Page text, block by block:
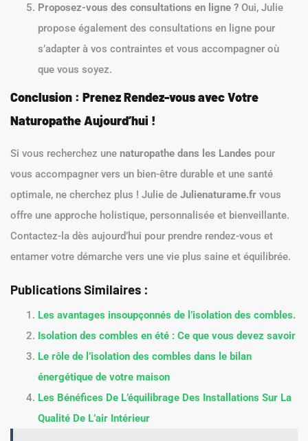
Proposez-vous des consultations en ligne ? Oui, Julie
propose également des consultations en ligne pour
s’adapter à vos contraintes et vous accompagner où
que vous soyez.
Conclusion : Prenez Rendez-vous avec Votre
Naturopathe Aujourd’hui !
Si vous recherchez une naturopathe dans les Landes pour
vous accompagner vers un bien-être durable et une santé
optimale, ne cherchez plus ! Julie de Julienaturame.fr vous
offre une approche holistique, personnalisée et bienveillante.
Contactez-la dès aujourd’hui pour prendre rendez-vous et
entamer votre démarche vers une vie plus saine et équilibrée.
Publications Similaires :
Les avantages insoupçonnés de l’isolation des combles.
Isolation des combles en été : Ce que vous devez savoir
Le rôle de l’isolation des combles dans le bilan
énergétique de votre maison
Les Bénéfices De L’équilibrage Des Installations Sur La
Qualité De L’air Intérieur